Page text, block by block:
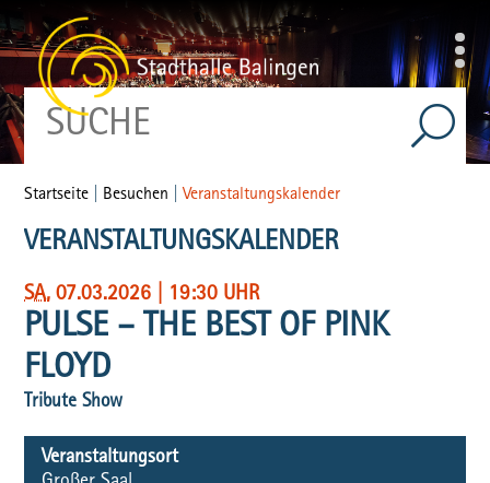
Startseite Besuchen |Veranstaltungskalender
VERANSTALTUNGSKALENDER
SA, 07.03.2026 19:30 UHR
PULSE – THE BEST OF PINK
FLOYD
Tribute Show
Veranstaltungsort